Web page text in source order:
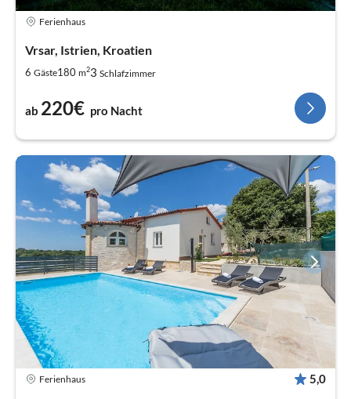
Ferienhaus
Vrsar, Istrien, Kroatien
6 Gäste180 m23 Schlafzimmer
ab 220€ pro Nacht
Ferienhaus 5,0